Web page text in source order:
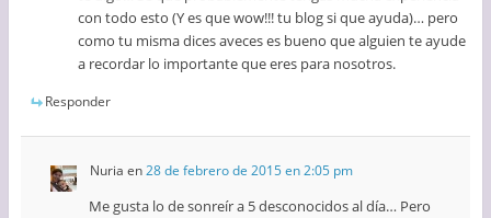
con todo esto (Y es que wow!!! tu blog si que ayuda)… pero
como tu misma dices aveces es bueno que alguien te ayude
a recordar lo importante que eres para nosotros.
Responder
Nuria en28 de febrero de 2015 en 2:05 pm
Me gusta lo de sonreír a 5 desconocidos al día… Pero